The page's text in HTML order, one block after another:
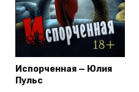
Испорченная — Юлия
Пульс